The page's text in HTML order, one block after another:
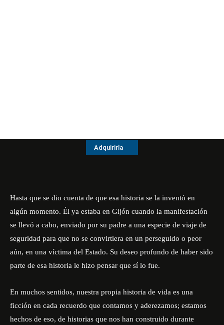
Adquirirla
Hasta que se dio cuenta de que esa historia se la inventó en
algún momento. Él ya estaba en Gijón cuando la manifestación
se llevó a cabo, enviado por su padre a una especie de viaje de
seguridad para que no se convirtiera en un perseguido o peor
aún, en una víctima del Estado. Su deseo profundo de haber sido
parte de esa historia le hizo pensar que sí lo fue.
En muchos sentidos, nuestra propia historia de vida es una
ficción en cada recuerdo que contamos y aderezamos; estamos
hechos de eso, de historias que nos han construido durante